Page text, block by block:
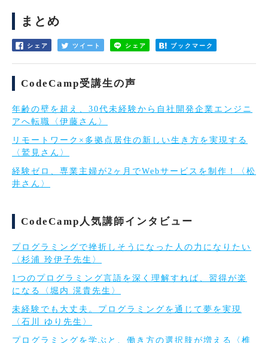
まとめ
シェア ツイート シェア ブックマーク
CodeCamp受講生の声
年齢の壁を超え、30代未経験から自社開発企業エンジニ
アへ転職〈伊藤さん〉
リモートワーク×多拠点居住の新しい生き方を実現する
〈鷲見さん〉
経験ゼロ、専業主婦が2ヶ月でWebサービスを制作！〈松
井さん〉
CodeCamp人気講師インタビュー
プログラミングで挫折しそうになった人の力になりたい
〈杉浦 玲伊子先生〉
1つのプログラミング言語を深く理解すれば、習得が楽
になる〈堀内 滉貴先生〉
未経験でも大丈夫。プログラミングを通じて夢を実現
〈石川 ゆり先生〉
プログラミングを学ぶと、働き方の選択肢が増える〈椎